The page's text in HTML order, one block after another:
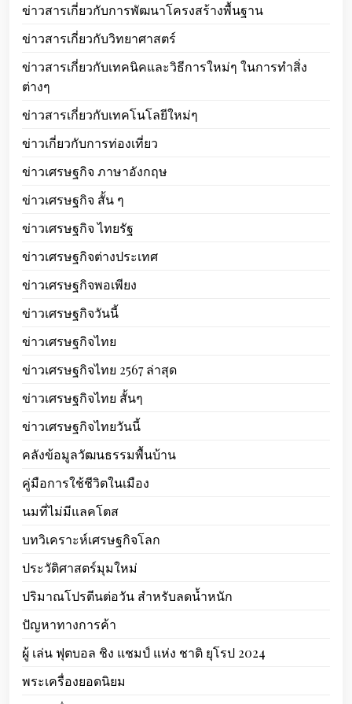
ข่าวสารเกี่ยวกับการพัฒนาโครงสร้างพื้นฐาน
ข่าวสารเกี่ยวกับวิทยาศาสตร์
ข่าวสารเกี่ยวกับเทคนิคและวิธีการใหม่ๆ ในการทำสิ่ง
ต่างๆ
ข่าวสารเกี่ยวกับเทคโนโลยีใหม่ๆ
ข่าวเกี่ยวกับการท่องเที่ยว
ข่าวเศรษฐกิจ ภาษาอังกฤษ
ข่าวเศรษฐกิจ สั้น ๆ
ข่าวเศรษฐกิจ ไทยรัฐ
ข่าวเศรษฐกิจต่างประเทศ
ข่าวเศรษฐกิจพอเพียง
ข่าวเศรษฐกิจวันนี้
ข่าวเศรษฐกิจไทย
ข่าวเศรษฐกิจไทย 2567 ล่าสุด
ข่าวเศรษฐกิจไทย สั้นๆ
ข่าวเศรษฐกิจไทยวันนี้
คลังข้อมูลวัฒนธรรมพื้นบ้าน
คู่มือการใช้ชีวิตในเมือง
นมที่ไม่มีแลคโตส
บทวิเคราะห์เศรษฐกิจโลก
ประวัติศาสตร์มุมใหม่
ปริมาณโปรตีนต่อวัน สำหรับลดน้ำหนัก
ปัญหาทางการค้า
ผู้ เล่น ฟุตบอล ชิง แชมป์ แห่ง ชาติ ยุโรป 2024
พระเครื่องยอดนิยม